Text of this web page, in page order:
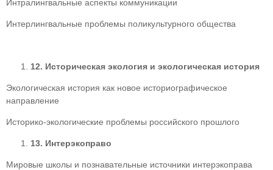
Интралингвальные аспекты коммуникации
Интерлингвальные проблемы поликультурного общества
12. Историческая экология и экологическая история
Экологическая история как новое историографическое
направление
Историко-экологические проблемы российского прошлого
13. Интерэкоправо
Мировые школы и познавательные источники интерэкоправа